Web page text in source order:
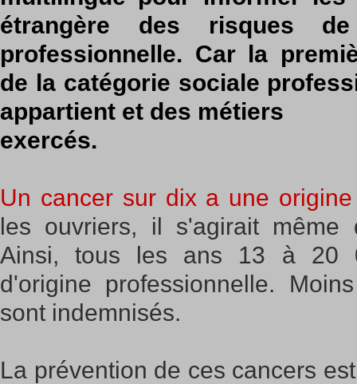
étrangère des risques
professionnelle. Car la
de la catégorie sociale
appartient et des métiers
exercés.
Un cancer sur dix a une
les ouvriers, il s'agirait même
Ainsi, tous les ans 13 à 20
d'origine professionnelle.
sont indemnisés.
La prévention de ces cancers